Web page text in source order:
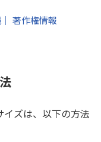
著作権情報
ズは、以下の方法